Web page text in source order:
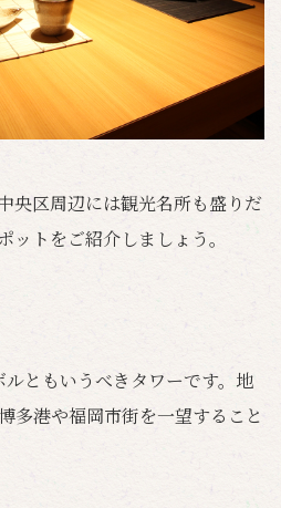
央区周辺には観光名所も盛りだ
ットをご紹介しましょう。
ともいうべきタワーです。地
多港や福岡市街を一望すること